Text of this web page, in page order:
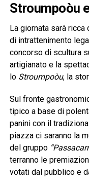
Stroumpoòu
La giornata sarà
di intrattenimento
concorso di scultura
artigianato e la
lo Stroumpoòu, la
Sul fronte
tipico a base di
panini con il
piazza ci saranno la
del gruppo
terranno le
votati dal pubblico e